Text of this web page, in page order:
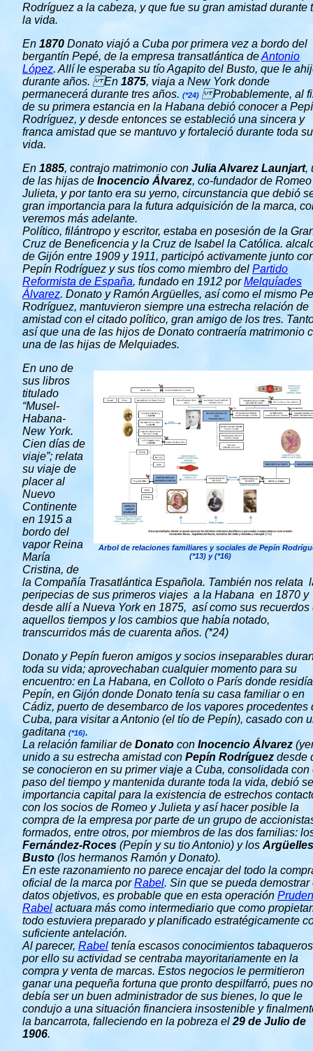
Rodríguez a la cabeza, y que fue su gran amistad durante
la vida.
En 1870 Donato viajó a Cuba por primera vez a bordo del
bergantín Pepé, de la empresa transatlántica deAntonio
López. Allí le esperaba su tío Agapito del Busto, que le
durante años. En 1875, viaja a New York donde
permanecerá durante tres años. (*24) Probablemente, al
de su primera estancia en la Habana debió conocer a
Rodríguez, y desde entonces se estableció una sincera y
franca amistad que se mantuvo y fortaleció durante toda su
vida.
En 1885, contrajo matrimonio con Julia Alvarez Launjart,
de las hijas de Inocencio Álvarez, co-fundador de
Julieta, y por tanto era su yerno, circunstancia que debió
gran importancia para la futura adquisición de la marca,
veremos más adelante.
Político, filántropo y escritor, estaba en posesión de la
Cruz de Beneficencia y la Cruz de Isabel la Católica.
de Gijón entre 1909 y 1911, participó activamente junto
Pepín Rodríguez y sus tíos como miembro del Partido
Reformista de España, fundado en 1912 porMelquíades
Álvarez. Donato y Ramón Argüelles, así como el mismo
Rodríguez, mantuvieron siempre una estrecha relación de
amistad con el citado político, gran amigo de los tres.
así que una de las hijos de Donato contraería matrimonio
una de las hijas de Melquiades.
Arbol de relaciones familiares y sociales de Pepín
(*13) y (*16)
En uno de
sus libros
titulado
“Musel-
Habana-
New York.
Cien días de
viaje”; relata
su viaje de
placer al
Nuevo
Continente
en 1915 a
bordo del
vapor Reina
María
Cristina, de
la Compañía Trasatlántica Española. También nos relata
peripecias de sus primeros viajes a la Habana en 1870 y
desde allí a Nueva York en 1875, así como sus recuerdos
aquellos tiempos y los cambios que había notado,
transcurridos más de cuarenta años. (*24)
Donato y Pepín fueron amigos y socios inseparables
toda su vida; aprovechaban cualquier momento para su
encuentro: en La Habana, en Colloto o París donde residía
Pepín, en Gijón donde Donato tenía su casa familiar o en
Cádiz, puerto de desembarco de los vapores procedentes
Cuba, para visitar a Antonio (el tío de Pepín), casado con
gaditana (*16).
La relación familiar de Donato con Inocencio Álvarez
unido a su estrecha amistad con Pepín Rodríguez desde
se conocieron en su primer viaje a Cuba, consolidada con
paso del tiempo y mantenida durante toda la vida, debió
importancia capital para la existencia de estrechos
con los socios de Romeo y Julieta y así hacer posible la
compra de la empresa por parte de un grupo de
formados, entre otros, por miembros de las dos familias:
Fernández-Roces (Pepín y su tio Antonio) y los
Busto (los hermanos Ramón y Donato).
En este razonamiento no parece encajar del todo la
oficial de la marca porRabel. Sin que se pueda demostrar
datos objetivos, es probable que en esta operación
Rabel actuara más como intermediario que como
todo estuviera preparado y planificado estratégicamente
suficiente antelación.
Al parecer, Rabel tenía escasos conocimientos
por ello su actividad se centraba mayoritariamente en la
compra y venta de marcas. Estos negocios le permitieron
ganar una pequeña fortuna que pronto despilfarró, pues no
debía ser un buen administrador de sus bienes, lo que le
condujo a una situación financiera insostenible y
la bancarrota, falleciendo en la pobreza el 29 de Julio de
1906.